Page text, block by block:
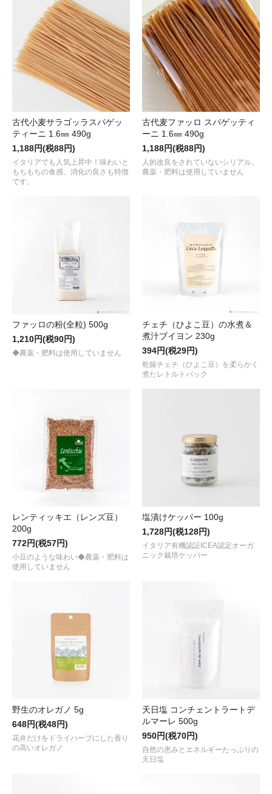
古代小麦サラゴッラスパゲッ
ティーニ 1.6㎜ 490g
1,188円(税88円)
イタリアでも人気上昇中！味わいと
もちもちの食感、消化の良さも特徴
です。
古代麦ファッロ スパゲッティ
ーニ 1.6㎜ 490g
1,188円(税88円)
人的改良をされていないシリアル。
農薬・肥料は使用していません
ファッロの粉(全粒) 500g
1,210円(税90円)
◆農薬・肥料は使用していません
チェチ（ひよこ豆）の水煮＆
煮汁ブイヨン 230g
394円(税29円)
乾燥チェチ（ひよこ豆）を柔らかく
煮たレトルトパック
レンティッキエ（レンズ豆）
200g
772円(税57円)
小豆のような味わい◆農薬・肥料は
使用していません
塩漬けケッパー 100g
1,728円(税128円)
イタリア有機認証ICEA認定オーガ
ニック栽培ケッパー
野生のオレガノ 5g
648円(税48円)
花弁だけをドライハーブにした香り
の高いオレガノ
天日塩 コンチェントラートデ
ルマーレ 500g
950円(税70円)
自然の恵みとエネルギーたっぷりの
天日塩